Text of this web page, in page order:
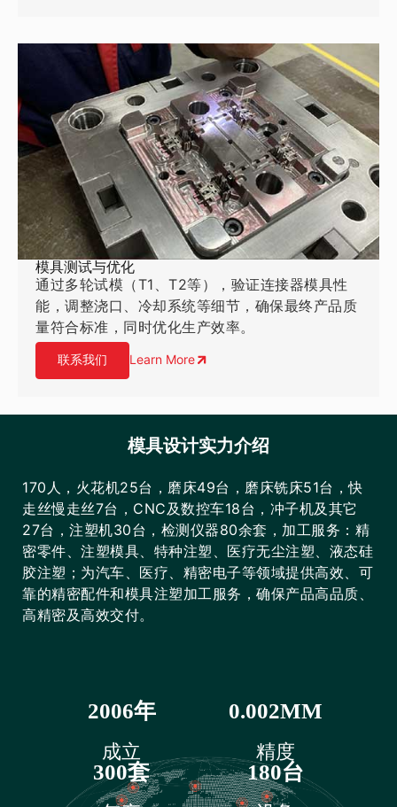
模具测试与优化
通过多轮试模（T1、T2等），验证连接器模具性
能，调整浇口、冷却系统等细节，确保最终产品质
量符合标准，同时优化生产效率。
联系我们 Learn More
模具设计实力介绍
170人，火花机25台，磨床49台，磨床铣床51台，快
走丝慢走丝7台，CNC及数控车18台，冲子机及其它
27台，注塑机30台，检测仪器80余套，加工服务：精
密零件、注塑模具、特种注塑、医疗无尘注塑、液态硅
胶注塑；为汽车、医疗、精密电子等领域提供高效、可
靠的精密配件和模具注塑加工服务，确保产品高品质、
高精密及高效交付。
2006年
成立
0.002MM
精度
300套 180台